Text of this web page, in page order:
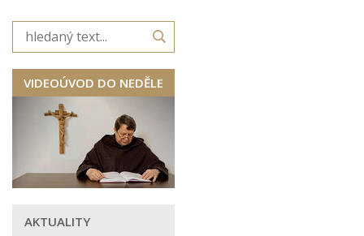
VIDEOÚVOD DO NEDĚLE
AKTUALITY